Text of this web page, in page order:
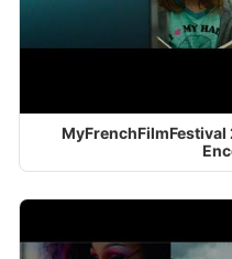
MyFrenchFilmFestival